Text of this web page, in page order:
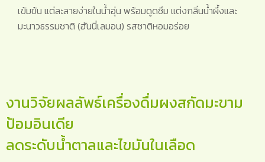
เข้มข้น แต่ละลายง่ายในน้ำอุ่น พร้อมดูดซึม แต่งกลิ่นน้ำผึ้งและ
มะนาวธรรมชาติ (ฮันนี่เลมอน) รสชาติหอมอร่อย
งานวิจัยผลลัพธ์เครื่องดื่มผงสกัดมะขาม
ป้อมอินเดีย
ลดระดับน้ำตาลและไขมันในเลือด